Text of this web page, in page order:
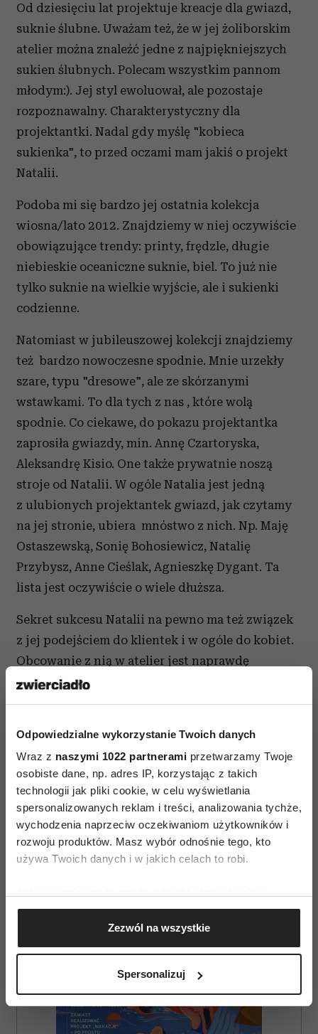
Odpowiedzialne wykorzystanie Twoich danych
Wraz z naszymi 1022 partnerami przetwarzamy Twoje
osobiste dane, np. adres IP, korzystając z takich
technologii jak pliki cookie, w celu wyświetlania
spersonalizowanych reklam i treści, analizowania tychże,
wychodzenia naprzeciw oczekiwaniom użytkowników i
rozwoju produktów. Masz wybór odnośnie tego, kto
używa Twoich danych i w jakich celach to robi.
Gromadzić dane dotyczące Twojej lokalizacji
geograficznej z dokładnością nawet do kilku metrów
Identyfikować Twoje urządzenie, aktywnie
(fingerprinting, czyli wirtualny odcisk palca)
dane są przetwarzane oraz ustaw własne preferencje w
Zezwól na wszystkie
Spersonalizuj
Od dziesięciu lat projektuje kreacje dla gwiazd,
suknie ślubne. Uważam też, że w jej żoliborskim
atelier można znaleźć jedne z najpiękniejszych
sukien ślubnych. Polecam wszystkim pannom
młodym:). Jej styl ewoluował, ale pozostaje
rozpoznawalny. Charakterystyczny dla
projektantki. Nadal gdy myślę "kobieca
sukienka", to przed oczami mam jakiś o projekt
Natalii.
Podoba mi się bardzo jej ostatnia kolekcja
wiosna/lato 2012. Znajdziemy w niej oczywiście
obowiązujące trendy: printy, frędzle, długie
niebieskie oceaniczne suknie, biel. To już nie
tylko suknie na wielkie wyjście, ale i sukienki
codzienne.
Natomiast w jubileuszowej kolekcji znajdziemy
też bardzo nowoczesne spodnie. Mnie urzekły
szare, typu "dresowe", ale ze skórzanymi
wstawkami. To dla tych z nas , które wolą
spodnie. Co ciekawe, do pokazu projektantka
zaprosiła gwiazdy, min. Annę Czartoryska,
Aleksandrę Kisio. One także prywatnie noszą
stroje od Natalii. W ogóle Natalia jest jedną
z ulubionych projektantek gwiazd, jak czytamy
na jej stronie, ubiera mnóstwo z nich. Np. Maję
Ostaszewską, Sonię Bohosiewicz, Natalię
Przybysz, Anne Cieślak, Agnieszkę Dygant. Ta
lista jest oczywiście o wiele dłuższa.
Sekret sukcesu Natalii na pewno ma też związek
z jej podejściem do klientek i w ogóle do kobiet.
Obcowanie z nią w atelier jest naprawdę
inspirujące.
Inwalidów 10 "La fabu" Poznań Stary Browar 32
AUTOPROMOCJA